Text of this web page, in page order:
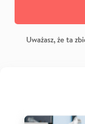
Uważasz, że ta